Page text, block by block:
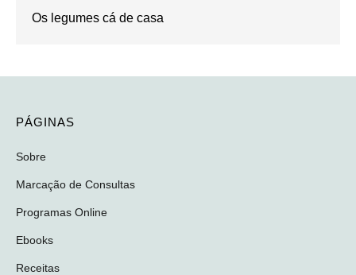
Os legumes cá de casa
PÁGINAS
Sobre
Marcação de Consultas
Programas Online
Ebooks
Receitas